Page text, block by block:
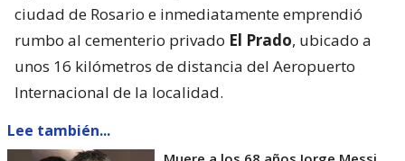
ciudad de Rosario e inmediatamente emprendió
rumbo al cementerio privado El Prado, ubicado a
unos 16 kilómetros de distancia del Aeropuerto
Internacional de la localidad.
Lee también...